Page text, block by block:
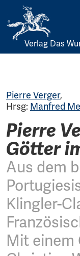
Skip
Verlag Das
Pierre Verger,
Hrsg: Manfred
Pierre
Götter
Aus dem
Klingler-
Mit